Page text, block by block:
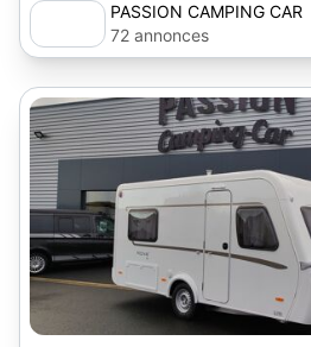
PASSION CAMPING CAR
72 annonces